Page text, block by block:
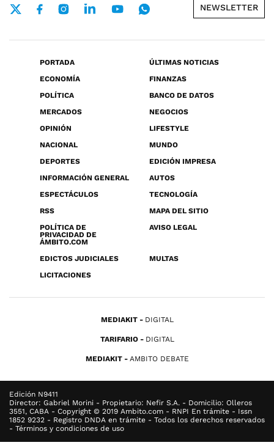
NEWSLETTER
PORTADA
ÚLTIMAS NOTICIAS
ECONOMÍA
FINANZAS
POLÍTICA
BANCO DE DATOS
MERCADOS
NEGOCIOS
OPINIÓN
LIFESTYLE
NACIONAL
MUNDO
DEPORTES
EDICIÓN IMPRESA
INFORMACIÓN GENERAL
AUTOS
ESPECTÁCULOS
TECNOLOGÍA
RSS
MAPA DEL SITIO
POLÍTICA DE
PRIVACIDAD DE
ÁMBITO.COM
AVISO LEGAL
EDICTOS JUDICIALES
MULTAS
LICITACIONES
MEDIAKIT DIGITAL
TARIFARIO DIGITAL
MEDIAKIT AMBITO DEBATE
Edición N9411
Director: Gabriel Morini - Propietario: Nefir S.A. - Domicilio: Olleros
3551, CABA - Copyright © 2019 Ambito.com - RNPI En trámite - Issn
1852 9232 - Registro DNDA en trámite - Todos los derechos reservados
- Términos y condiciones de uso